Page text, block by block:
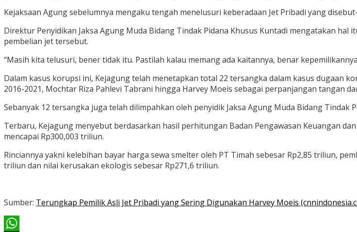
Kejaksaan Agung sebelumnya mengaku tengah menelusuri keberadaan Jet Pribadi yang
Direktur Penyidikan Jaksa Agung Muda Bidang Tindak Pidana Khusus Kuntadi mengatakan
pembelian jet tersebut.
“Masih kita telusuri, bener tidak itu. Pastilah kalau memang ada kaitannya, benar
Dalam kasus korupsi ini, Kejagung telah menetapkan total 22 tersangka dalam kasus dugaan
2016-2021, Mochtar Riza Pahlevi Tabrani hingga Harvey Moeis sebagai perpanjangan tangan
Sebanyak 12 tersangka juga telah dilimpahkan oleh penyidik Jaksa Agung Muda Bidang Tindak
Terbaru, Kejagung menyebut berdasarkan hasil perhitungan Badan Pengawasan Keuangan
mencapai Rp300,003 triliun.
Rinciannya yakni kelebihan bayar harga sewa smelter oleh PT Timah sebesar Rp2,85 triliun,
triliun dan nilai kerusakan ekologis sebesar Rp271,6 triliun.
Sumber: Terungkap Pemilik Asli Jet Pribadi yang Sering Digunakan Harvey Moeis